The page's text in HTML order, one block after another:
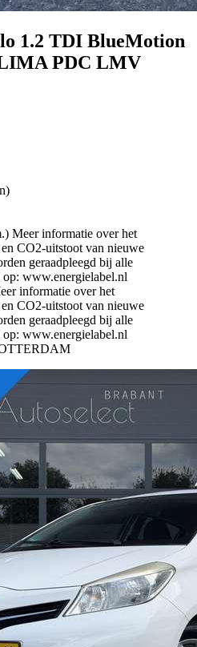
1.2 TDI BlueMotion
PDC LMV
Meer informatie over het
CO2-uitstoot van nieuwe
geraadpleegd bij alle
www.energielabel.nl
informatie over het
CO2-uitstoot van nieuwe
geraadpleegd bij alle
www.energielabel.nl